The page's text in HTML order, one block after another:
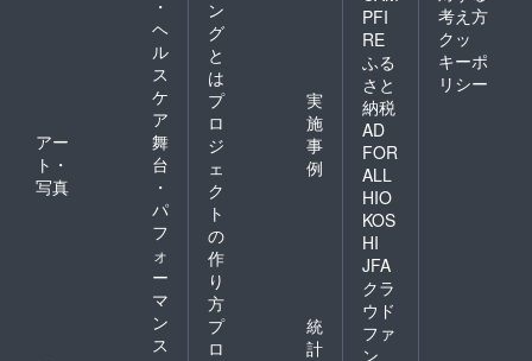
・
ヘ
ル
ス
ケ
ア
アー
ト・
写真
舞
台
・
パ
フ
ォ
ー
マ
ン
ス
ン
グ
と
は
プ
ロ
ジ
ェ
ク
ト
の
作
り
方
実
施
事
例
プ
ロ
統
計
PFI
RE
ふる
さと
納税
AD
FOR
ALL
HIO
KOS
HI
JFA
クラ
ウド
ファ
ン
考え方
クッ
キーポ
リシー